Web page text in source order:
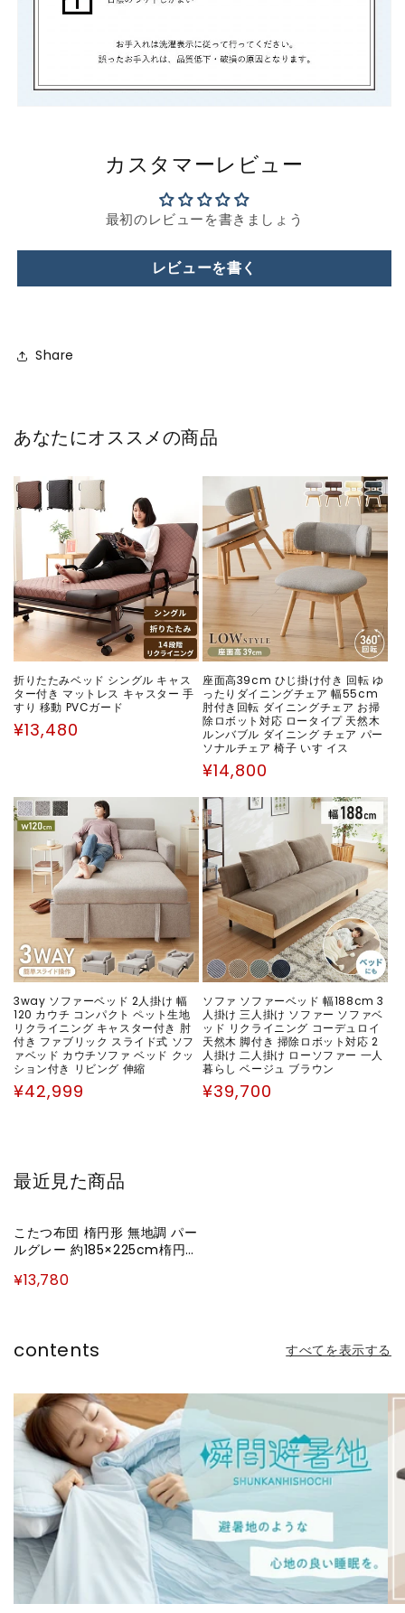
カスタマーレビュー
最初のレビューを書きましょう
レビューを書く
Share
あなたにオススメの商品
折りたたみベッド シングル キャス
ター付き マットレス キャスター 手
すり 移動 PVCガード
通
¥13,480
座面高39cm ひじ掛け付き 回転 ゆ
ったりダイニングチェア 幅55cm
肘付き回転 ダイニングチェア お掃
除ロボット対応 ロータイプ 天然木
ルンバブル ダイニング チェア パー
ソナルチェア 椅子 いす イス
通
価
格
¥14,800
3way ソファーベッド 2人掛け 幅
120 カウチ コンパクト ペット生地
リクライニング キャスター付き 肘
付き ファブリック スライド式 ソフ
ァベッド カウチソファ ベッド クッ
ション付き リビング 伸縮
通
¥42,999
ソファ ソファーベッド 幅188cm 3
人掛け 三人掛け ソファー ソファベ
ッド リクライニング コーデュロイ
天然木 脚付き 掃除ロボット対応 2
人掛け 二人掛け ローソファー 一人
暮らし ベージュ ブラウン
通
¥39,700
最近見た商品
こたつ布団 楕円形 無地調 パー
ルグレー 約185×225cm楕円
¥13,780
contents すべてを表示する